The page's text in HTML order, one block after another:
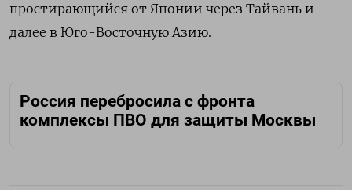
простирающийся от Японии через Тайвань и
далее в Юго-Восточную Азию.
Россия перебросила с фронта
комплексы ПВО для защиты Москвы